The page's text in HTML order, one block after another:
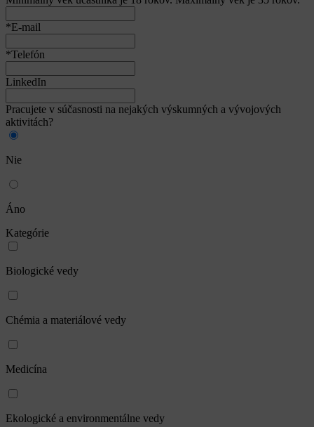
*E-mail
*Telefón
LinkedIn
Pracujete v súčasnosti na nejakých výskumných a vývojových
aktivitách?
Nie
Áno
Kategórie
Biologické vedy
Chémia a materiálové vedy
Medicína
Ekologické a environmentálne vedy